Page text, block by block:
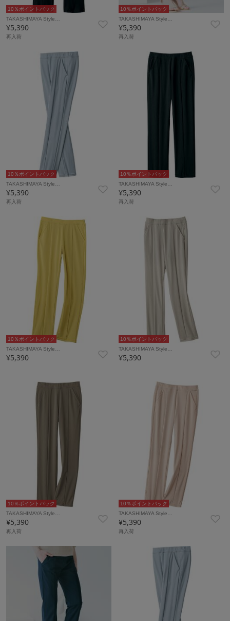
10％ポイントバック
TAKASHIMAYA Style…
¥5,390
再入荷
10％ポイントバック
TAKASHIMAYA Style…
¥5,390
再入荷
10％ポイントバック
TAKASHIMAYA Style…
¥5,390
再入荷
10％ポイントバック
TAKASHIMAYA Style…
¥5,390
再入荷
10％ポイントバック
TAKASHIMAYA Style…
¥5,390
10％ポイントバック
TAKASHIMAYA Style…
¥5,390
10％ポイントバック
TAKASHIMAYA Style…
¥5,390
再入荷
10％ポイントバック
TAKASHIMAYA Style…
¥5,390
再入荷